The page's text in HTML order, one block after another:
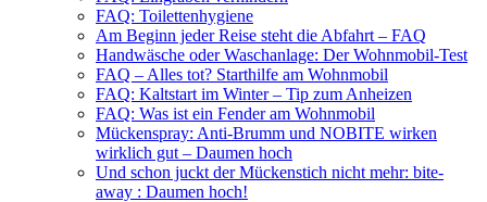
FAQ: Toilettenhygiene
Am Beginn jeder Reise steht die Abfahrt – FAQ
Handwäsche oder Waschanlage: Der Wohnmobil-Test
FAQ – Alles tot? Starthilfe am Wohnmobil
FAQ: Kaltstart im Winter – Tip zum Anheizen
FAQ: Was ist ein Fender am Wohnmobil
Mückenspray: Anti-Brumm und NOBITE wirken
wirklich gut – Daumen hoch
Und schon juckt der Mückenstich nicht mehr: bite-
away : Daumen hoch!